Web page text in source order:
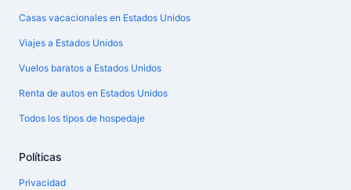
Casas vacacionales en Estados Unidos
Viajes a Estados Unidos
Vuelos baratos a Estados Unidos
Renta de autos en Estados Unidos
Todos los tipos de hospedaje
Políticas
Privacidad